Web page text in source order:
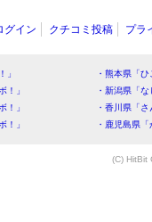
グイン クチコミ投稿 プラ
」
・熊本県「
！」
・新潟県「
！」
・香川県「
！」
・鹿児島県
(C) HitBit